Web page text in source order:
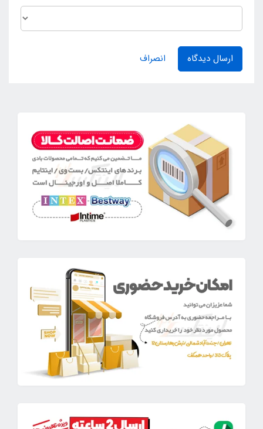
ارسال دیدگاه انصراف